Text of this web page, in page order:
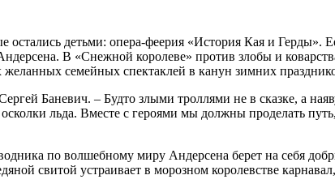
остались детьми: опера-феерия «История Кая и
В «Снежной королеве» против злобы и
семейных спектаклей в канун зимних
Баневич. – Будто злыми троллями не в сказке, а
льда. Вместе с героями мы должны проделать
по волшебному миру Андерсена берет на себя
свитой устраивает в морозном королевстве